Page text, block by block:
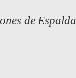
de Espalda